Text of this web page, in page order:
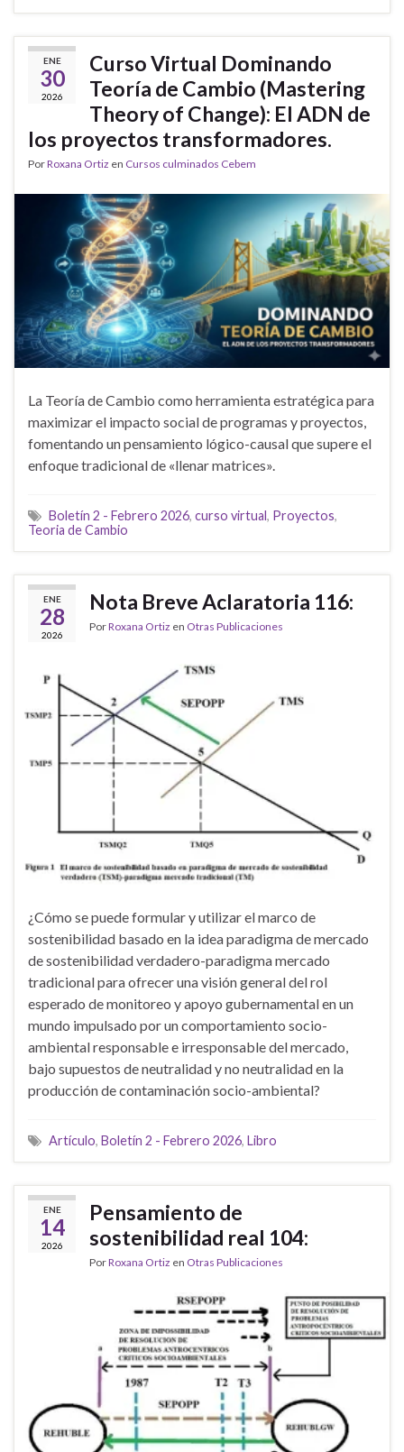
ENE
30
2026
Curso Virtual Dominando
Teoría de Cambio (Mastering
Theory of Change): El ADN de
los proyectos transformadores.
PorRoxana Ortiz en Cursos culminados Cebem
La Teoría de Cambio como herramienta estratégica para
maximizar el impacto social de programas y proyectos,
fomentando un pensamiento lógico-causal que supere el
enfoque tradicional de «llenar matrices».
Boletín 2 - Febrero 2026, curso virtual, Proyectos,
Teoria de Cambio
ENE
28
2026
Nota Breve Aclaratoria 116:
PorRoxana Ortiz en Otras Publicaciones
¿Cómo se puede formular y utilizar el marco de
sostenibilidad basado en la idea paradigma de mercado
de sostenibilidad verdadero-paradigma mercado
tradicional para ofrecer una visión general del rol
esperado de monitoreo y apoyo gubernamental en un
mundo impulsado por un comportamiento socio-
ambiental responsable e irresponsable del mercado,
bajo supuestos de neutralidad y no neutralidad en la
producción de contaminación socio-ambiental?
Artículo, Boletín 2 - Febrero 2026, Libro
ENE
14
2026
Pensamiento de
sostenibilidad real 104:
PorRoxana Ortiz en Otras Publicaciones